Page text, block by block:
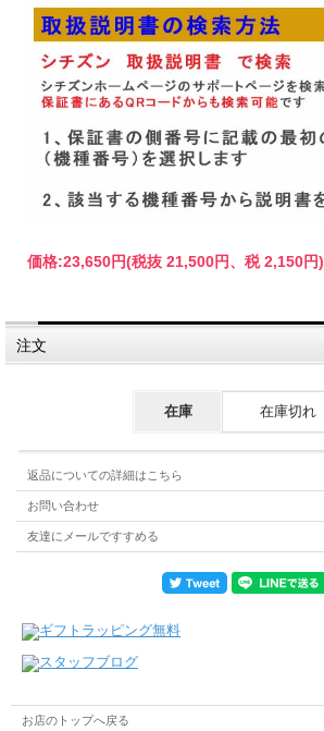
価格:23,650円(税抜 21,500円、税 2,150円)
注文
在庫 在庫切れ
返品についての詳細はこちら
お問い合わせ
友達にメールですすめる
お店のトップへ戻る